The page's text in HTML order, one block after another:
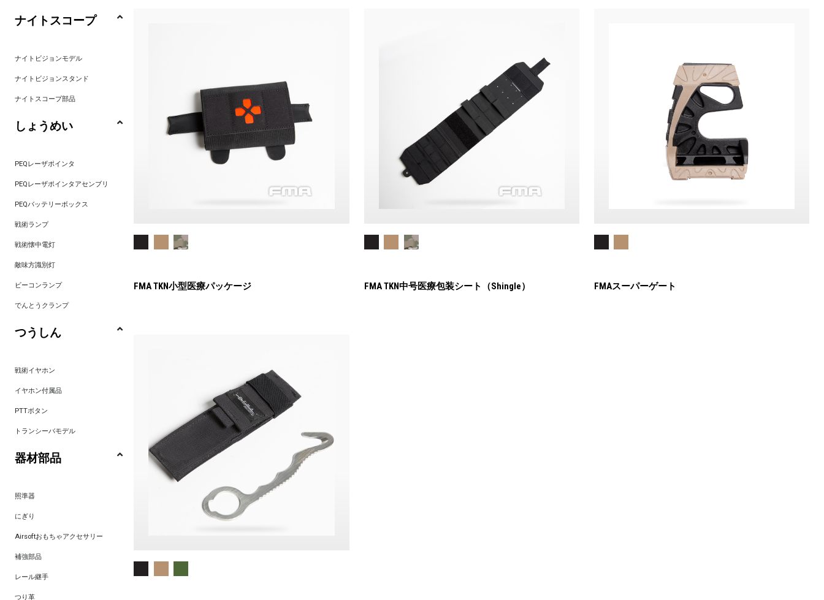
ナイトスコープ
ナイトビジョンモデル
ナイトビジョンスタンド
ナイトスコープ部品
しょうめい
PEQレーザポインタ
PEQレーザポインタアセンブリ
PEQバッテリーボックス
戦術ランプ
戦術懐中電灯
敵味方識別灯
ビーコンランプ
でんとうクランプ
つうしん
戦術イヤホン
イヤホン付属品
PTTボタン
トランシーバモデル
器材部品
照準器
にぎり
Airsoftおもちゃアクセサリー
補強部品
レール継手
つり革
FMA TKN小型医療パッケージ FMA TKN中号医療包装シート（Shingle） FMAスーパーゲート